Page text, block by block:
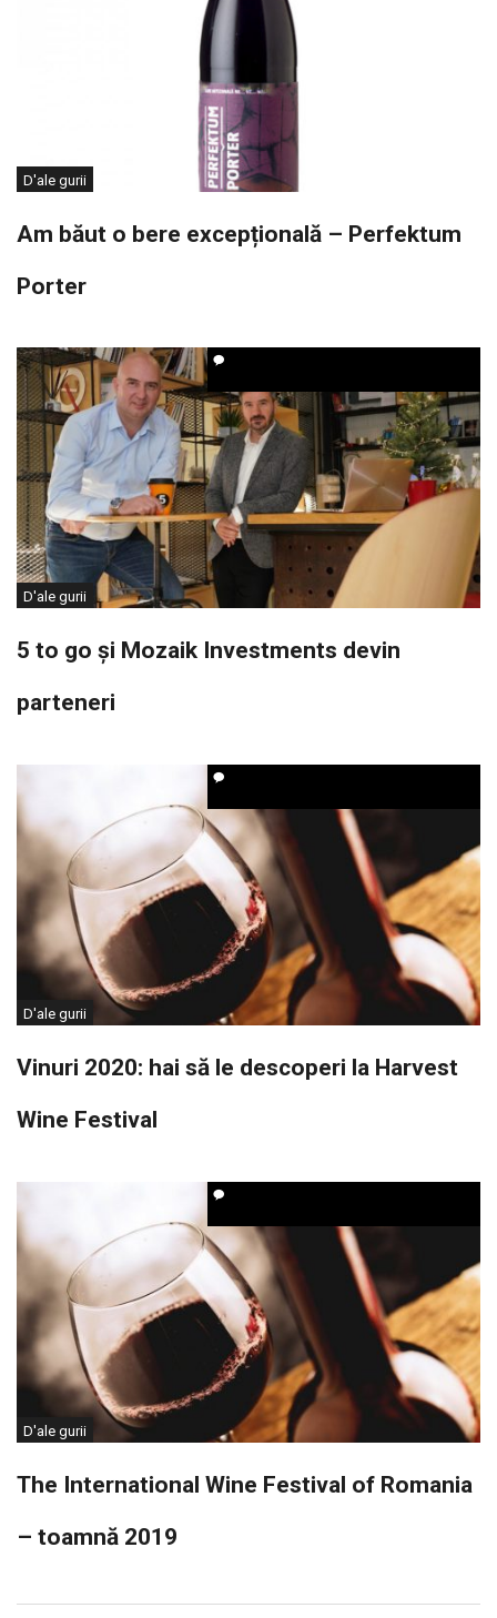
D'ale gurii
Am băut o bere excepțională – Perfektum
Porter
D'ale gurii
5 to go și Mozaik Investments devin
parteneri
D'ale gurii
Vinuri 2020: hai să le descoperi la Harvest
Wine Festival
D'ale gurii
The International Wine Festival of Romania
– toamnă 2019